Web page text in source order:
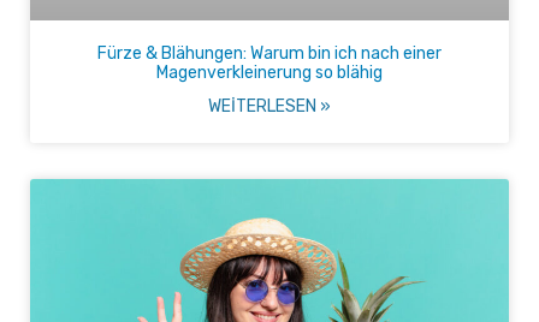
Fürze & Blähungen: Warum bin ich nach einer
Magenverkleinerung so blähig
WEITERLESEN »